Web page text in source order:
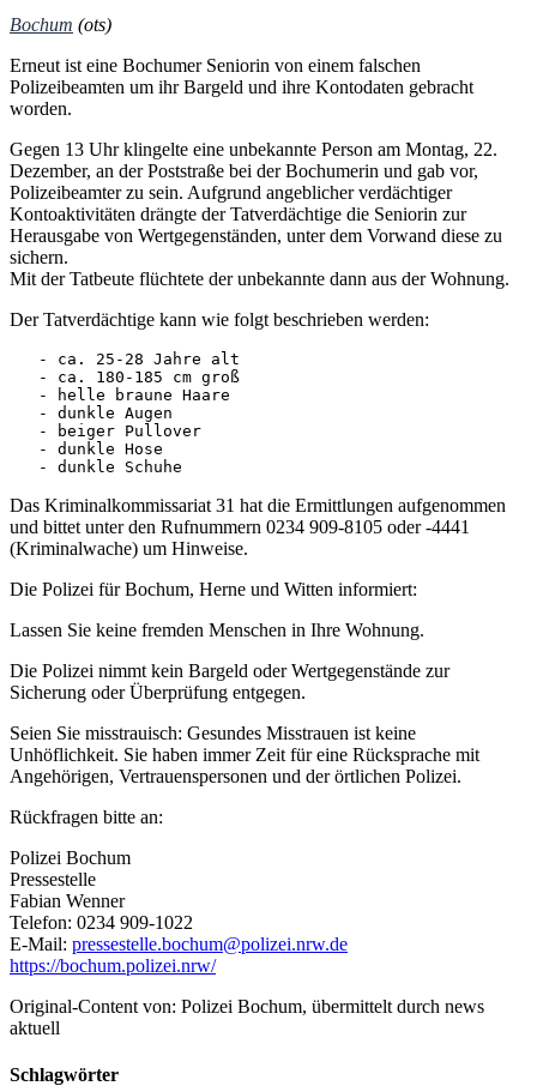
Bochum (ots)
Erneut ist eine Bochumer Seniorin von einem falschen
Polizeibeamten um ihr Bargeld und ihre Kontodaten gebracht
worden.
Gegen 13 Uhr klingelte eine unbekannte Person am Montag, 22.
Dezember, an der Poststraße bei der Bochumerin und gab vor,
Polizeibeamter zu sein. Aufgrund angeblicher verdächtiger
Kontoaktivitäten drängte der Tatverdächtige die Seniorin zur
Herausgabe von Wertgegenständen, unter dem Vorwand diese zu
sichern.
Mit der Tatbeute flüchtete der unbekannte dann aus der Wohnung.
Der Tatverdächtige kann wie folgt beschrieben werden:
   - ca. 25-28 Jahre alt
   - ca. 180-185 cm groß
   - helle braune Haare
   - dunkle Augen
   - beiger Pullover
   - dunkle Hose
   - dunkle Schuhe
Das Kriminalkommissariat 31 hat die Ermittlungen aufgenommen
und bittet unter den Rufnummern 0234 909-8105 oder -4441
(Kriminalwache) um Hinweise.
Die Polizei für Bochum, Herne und Witten informiert:
Lassen Sie keine fremden Menschen in Ihre Wohnung.
Die Polizei nimmt kein Bargeld oder Wertgegenstände zur
Sicherung oder Überprüfung entgegen.
Seien Sie misstrauisch: Gesundes Misstrauen ist keine
Unhöflichkeit. Sie haben immer Zeit für eine Rücksprache mit
Angehörigen, Vertrauenspersonen und der örtlichen Polizei.
Rückfragen bitte an:
Polizei Bochum
Pressestelle
Fabian Wenner
Telefon: 0234 909-1022
E-Mail: pressestelle.bochum@polizei.nrw.de
https://bochum.polizei.nrw/
Original-Content von: Polizei Bochum, übermittelt durch news
aktuell
Schlagwörter